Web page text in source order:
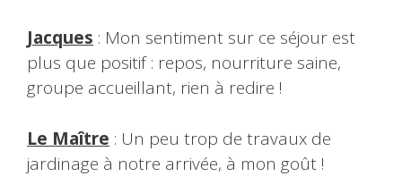
Jacques : Mon sentiment sur ce séjour est
plus que positif : repos, nourriture saine,
groupe accueillant, rien à redire !
Le Maître : Un peu trop de travaux de
jardinage à notre arrivée, à mon goût !